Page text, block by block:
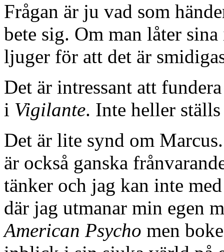
Frågan är ju vad som
bete sig. Om man låter
ljuger för att det är
Det är intressant att
i Vigilante. Inte heller
Det är lite synd om
är också ganska
tänker och jag kan inte
där jag utmanar min egen
American Psycho men